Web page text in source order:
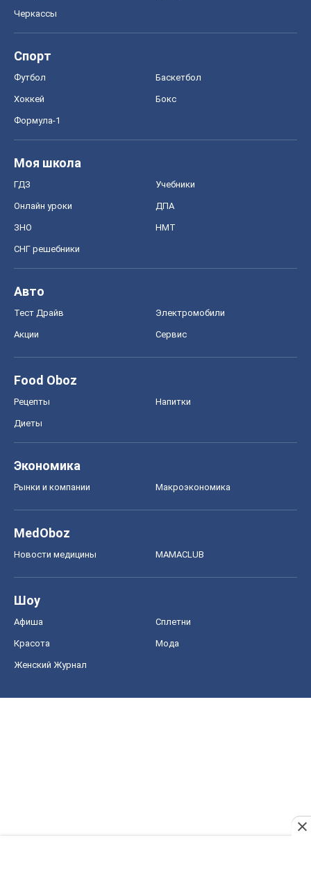
Черкассы
Спорт
Футбол Баскетбол
Хоккей Бокс
Формула-1
Моя школа
ГДЗ Учебники
Онлайн уроки ДПА
ЗНО НМТ
СНГ решебники
Авто
Тест Драйв Электромобили
Акции Сервис
Food Oboz
Рецепты Напитки
Диеты
Экономика
Рынки и компании Mакроэкономика
MedOboz
Новости медицины MAMACLUB
Шоу
Афиша Сплетни
Красота Мода
Женский Журнал